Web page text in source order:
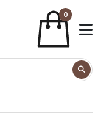
0